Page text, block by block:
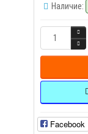
Наличие:
Facebook